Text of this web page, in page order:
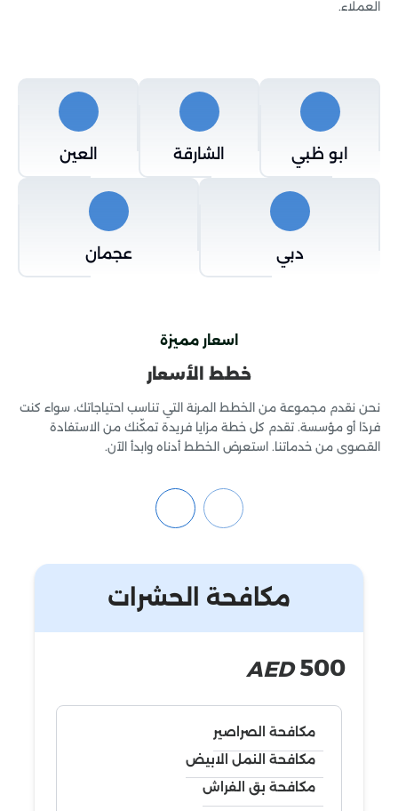
العملاء.
ابو ظبي الشارقة العين
دبي عجمان
اسعار مميزة
خطط الأسعار
نحن نقدم مجموعة من الخطط المرنة التي تناسب احتياجاتك، سواء كنت
فردًا أو مؤسسة. تقدم كل خطة مزايا فريدة تمكّنك من الاستفادة
القصوى من خدماتنا. استعرض الخطط أدناه وابدأ الآن.
مكافحة الحشرات
500
AED
مكافحة الصراصير
مكافحة النمل الابيض
مكافحة بق الفراش